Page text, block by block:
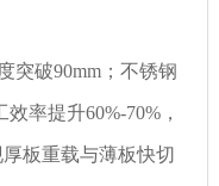
突破90mm；不锈钢
率提升60%-70%，
板重载与薄板快切